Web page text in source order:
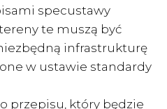
specustawy
te muszą być
infrastrukturę
w ustawie standardy
przepisu, który będzie